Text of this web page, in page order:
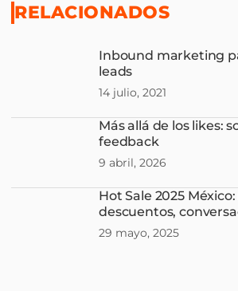
RELACIONADOS
Inbound marketing
leads
14 julio, 2021
Más allá de los likes:
feedback
9 abril, 2026
Hot Sale 2025
descuentos,
29 mayo, 2025